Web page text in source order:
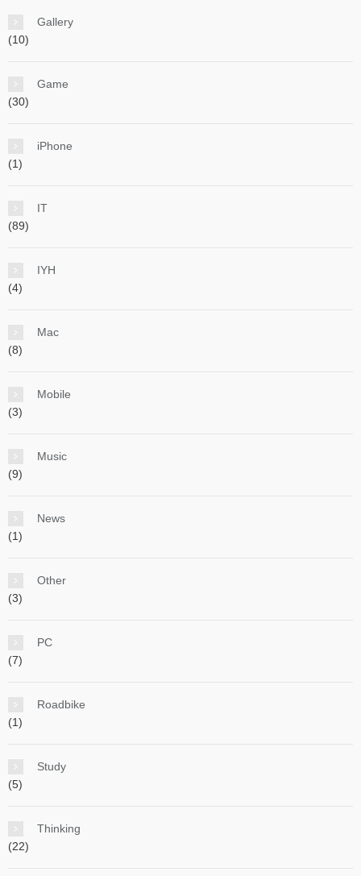
Gallery
(10)
Game
(30)
iPhone
(1)
IT
(89)
IYH
(4)
Mac
(8)
Mobile
(3)
Music
(9)
News
(1)
Other
(3)
PC
(7)
Roadbike
(1)
Study
(5)
Thinking
(22)